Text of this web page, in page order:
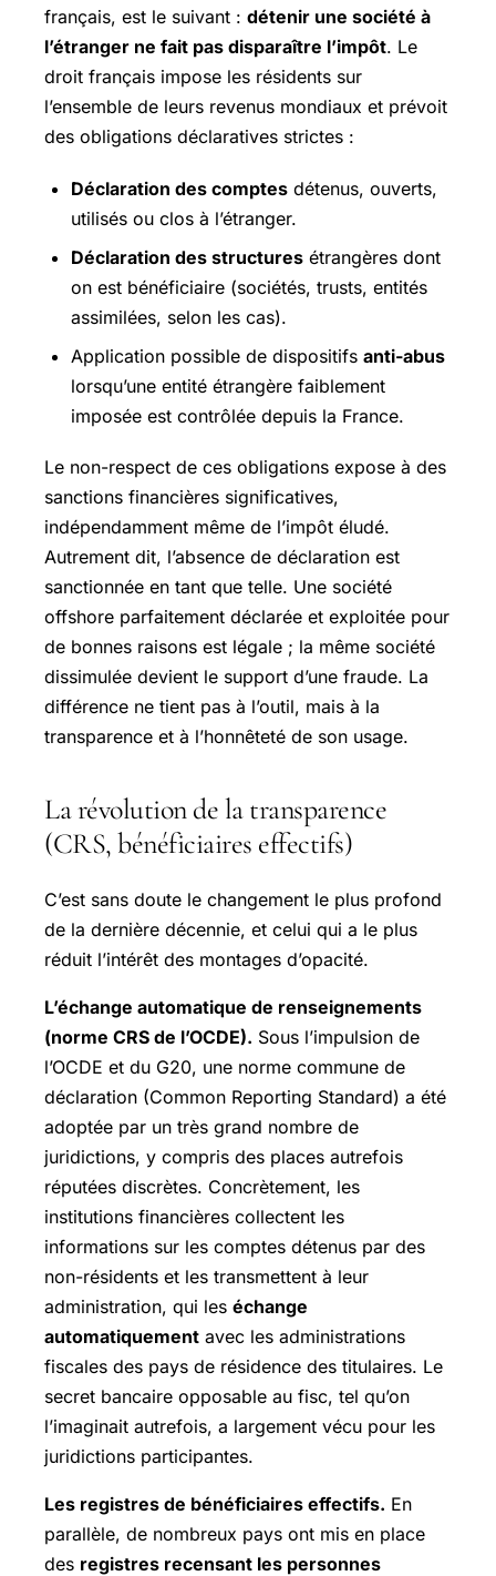
français, est le suivant : détenir une société à
l’étranger ne fait pas disparaître l’impôt. Le
droit français impose les résidents sur
l’ensemble de leurs revenus mondiaux et prévoit
des obligations déclaratives strictes :
Déclaration des comptes détenus, ouverts,
utilisés ou clos à l’étranger.
Déclaration des structures étrangères dont
on est bénéficiaire (sociétés, trusts, entités
assimilées, selon les cas).
Application possible de dispositifs anti-abus
lorsqu’une entité étrangère faiblement
imposée est contrôlée depuis la France.
Le non-respect de ces obligations expose à des
sanctions financières significatives,
indépendamment même de l’impôt éludé.
Autrement dit, l’absence de déclaration est
sanctionnée en tant que telle. Une société
offshore parfaitement déclarée et exploitée pour
de bonnes raisons est légale ; la même société
dissimulée devient le support d’une fraude. La
différence ne tient pas à l’outil, mais à la
transparence et à l’honnêteté de son usage.
La révolution de la transparence
(CRS, bénéficiaires effectifs)
C’est sans doute le changement le plus profond
de la dernière décennie, et celui qui a le plus
réduit l’intérêt des montages d’opacité.
L’échange automatique de renseignements
(norme CRS de l’OCDE). Sous l’impulsion de
l’OCDE et du G20, une norme commune de
déclaration (Common Reporting Standard) a été
adoptée par un très grand nombre de
juridictions, y compris des places autrefois
réputées discrètes. Concrètement, les
institutions financières collectent les
informations sur les comptes détenus par des
non-résidents et les transmettent à leur
administration, qui les échange
automatiquement avec les administrations
fiscales des pays de résidence des titulaires. Le
secret bancaire opposable au fisc, tel qu’on
l’imaginait autrefois, a largement vécu pour les
juridictions participantes.
Les registres de bénéficiaires effectifs. En
parallèle, de nombreux pays ont mis en place
des registres recensant les personnes